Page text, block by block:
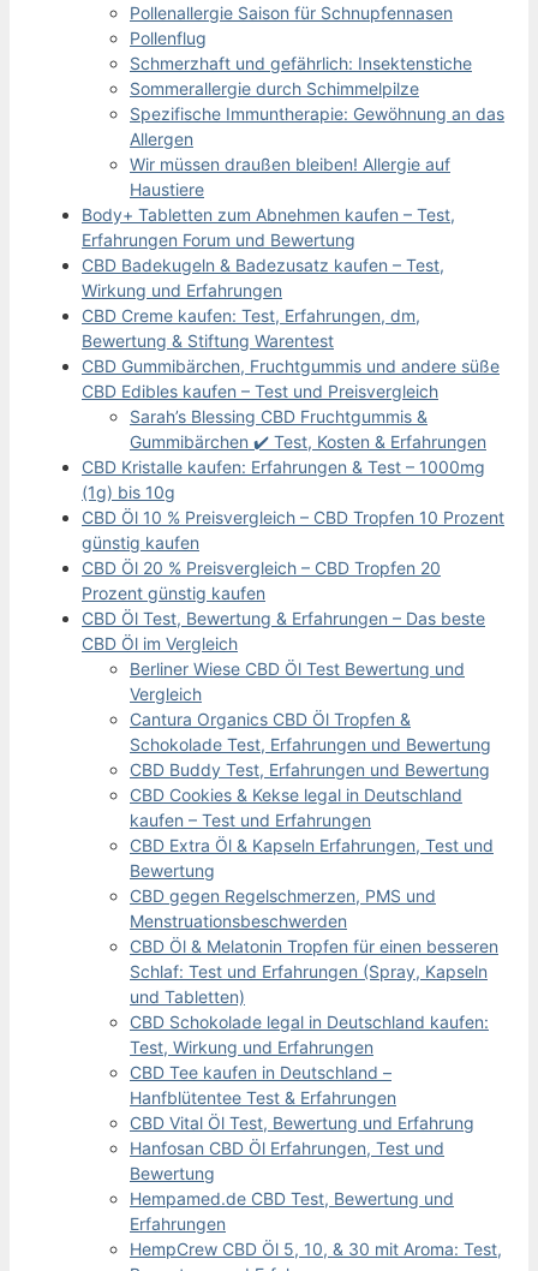
Pollenallergie Saison für Schnupfennasen
Pollenflug
Schmerzhaft und gefährlich: Insektenstiche
Sommerallergie durch Schimmelpilze
Spezifische Immuntherapie: Gewöhnung an das
Allergen
Wir müssen draußen bleiben! Allergie auf
Haustiere
Body+ Tabletten zum Abnehmen kaufen – Test,
Erfahrungen Forum und Bewertung
CBD Badekugeln & Badezusatz kaufen – Test,
Wirkung und Erfahrungen
CBD Creme kaufen: Test, Erfahrungen, dm,
Bewertung & Stiftung Warentest
CBD Gummibärchen, Fruchtgummis und andere süße
CBD Edibles kaufen – Test und Preisvergleich
Sarah’s Blessing CBD Fruchtgummis &
Gummibärchen ✔️ Test, Kosten & Erfahrungen
CBD Kristalle kaufen: Erfahrungen & Test – 1000mg
(1g) bis 10g
CBD Öl 10 % Preisvergleich – CBD Tropfen 10 Prozent
günstig kaufen
CBD Öl 20 % Preisvergleich – CBD Tropfen 20
Prozent günstig kaufen
CBD Öl Test, Bewertung & Erfahrungen – Das beste
CBD Öl im Vergleich
Berliner Wiese CBD Öl Test Bewertung und
Vergleich
Cantura Organics CBD Öl Tropfen &
Schokolade Test, Erfahrungen und Bewertung
CBD Buddy Test, Erfahrungen und Bewertung
CBD Cookies & Kekse legal in Deutschland
kaufen – Test und Erfahrungen
CBD Extra Öl & Kapseln Erfahrungen, Test und
Bewertung
CBD gegen Regelschmerzen, PMS und
Menstruationsbeschwerden
CBD Öl & Melatonin Tropfen für einen besseren
Schlaf: Test und Erfahrungen (Spray, Kapseln
und Tabletten)
CBD Schokolade legal in Deutschland kaufen:
Test, Wirkung und Erfahrungen
CBD Tee kaufen in Deutschland –
Hanfblütentee Test & Erfahrungen
CBD Vital Öl Test, Bewertung und Erfahrung
Hanfosan CBD Öl Erfahrungen, Test und
Bewertung
Hempamed.de CBD Test, Bewertung und
Erfahrungen
HempCrew CBD Öl 5, 10, & 30 mit Aroma: Test,